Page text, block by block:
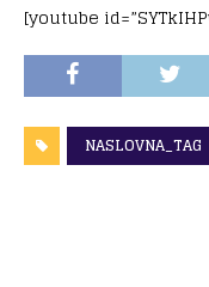
[youtube
NASLOVNA_TAG